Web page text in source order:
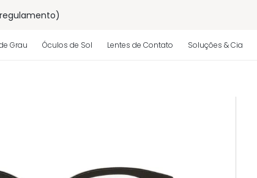
Grau Óculos de Sol Lentes de Contato Soluções & Cia